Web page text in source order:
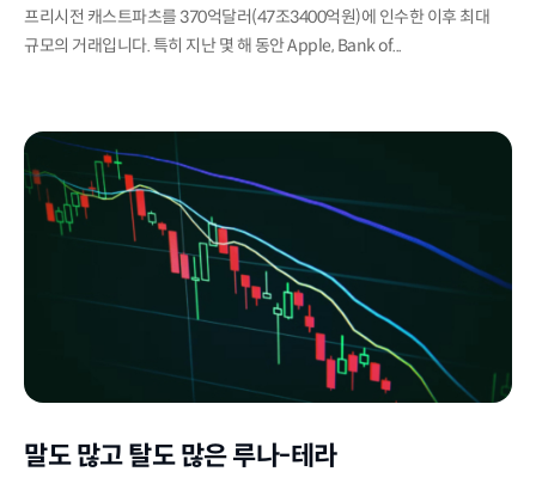
프리시전 캐스트파츠를 370억달러(47조3400억원)에 인수한 이후 최대
규모의 거래입니다. 특히 지난 몇 해 동안 Apple, Bank of...
말도 많고 탈도 많은 루나-테라